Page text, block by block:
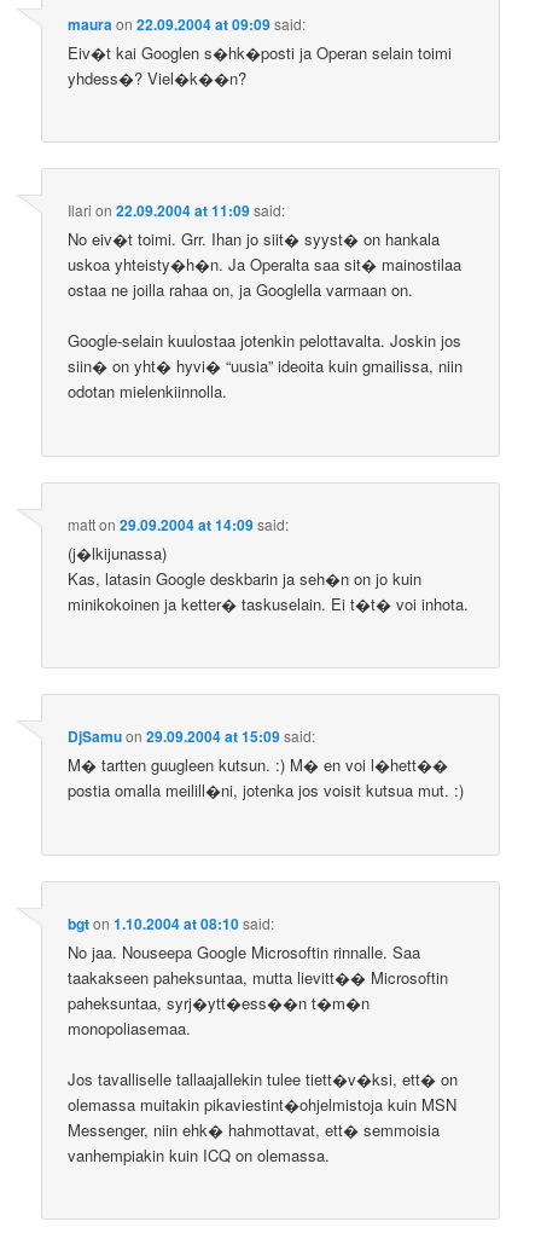
mauraon22.09.2004 at 09:09said:
Eiv�t kai Googlen s�hk�posti ja Operan selain toimi
yhdess�? Viel�k��n?
Ilari on22.09.2004 at 11:09said:
No eiv�t toimi. Grr. Ihan jo siit� syyst� on hankala
uskoa yhteisty�h�n. Ja Operalta saa sit� mainostilaa
ostaa ne joilla rahaa on, ja Googlella varmaan on.
Google-selain kuulostaa jotenkin pelottavalta. Joskin jos
siin� on yht� hyvi� “uusia” ideoita kuin gmailissa, niin
odotan mielenkiinnolla.
matton29.09.2004 at 14:09said:
(j�lkijunassa)
Kas, latasin Google deskbarin ja seh�n on jo kuin
minikokoinen ja ketter� taskuselain. Ei t�t� voi inhota.
DjSamuon29.09.2004 at 15:09said:
M� tartten guugleen kutsun. :) M� en voi l�hett��
postia omalla meilill�ni, jotenka jos voisit kutsua mut. :)
bgton1.10.2004 at 08:10said:
No jaa. Nouseepa Google Microsoftin rinnalle. Saa
taakakseen paheksuntaa, mutta lievitt�� Microsoftin
paheksuntaa, syrj�ytt�ess��n t�m�n
monopoliasemaa.
Jos tavalliselle tallaajallekin tulee tiett�v�ksi, ett� on
olemassa muitakin pikaviestint�ohjelmistoja kuin MSN
Messenger, niin ehk� hahmottavat, ett� semmoisia
vanhempiakin kuin ICQ on olemassa.